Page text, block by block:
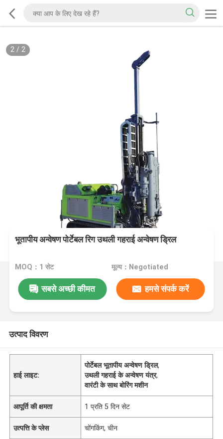
2/ 2
भूतापीय अन्वेषण पोर्टेबल रिग उथली गहराई अन्वेषण ड्रिल
MOQ：1 सेट मूल्य：Negotiated
सबसे अच्छी कीमत हमसे संपर्क करें
उत्पाद विवरण
हाई लाइट:
पोर्टेबल भूतापीय अन्वेषण ड्रिल,
उथली गहराई के अन्वेषण यंत्र,
वारंटी के साथ बोरिंग मशीन
आपूर्ति की क्षमता 1 प्रति 5 दिन सेट
उत्पत्ति के प्लेस चोंगकिंग, चीन